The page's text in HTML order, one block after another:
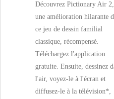
Découvrez Pictionary Air 2,
une amélioration hilarante
ce jeu de dessin familial
classique, récompensé.
Téléchargez l'application
gratuite. Ensuite, dessinez
l'air, voyez-le à l'écran et
diffusez-le à la télévision*,